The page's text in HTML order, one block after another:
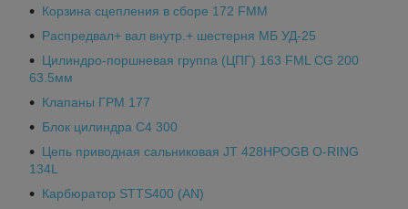
Корзина сцепления в сборе 172 FMM
Распредвал+ вал внутр.+ шестерня МБ УД-25
Цилиндро-поршневая группа (ЦПГ) 163 FML CG 200
63.5мм
Клапаны ГРМ 177
Блок цилиндра С4 300
Цепь приводная сальниковая JT 428HPOGB O-RING
134L
Карбюратор STTS400 (AN)